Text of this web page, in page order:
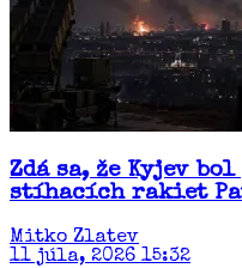
Zdá sa, že Kyjev
stíhacích rakiet
Mitko Zlatev
11 júla, 2026 15:32